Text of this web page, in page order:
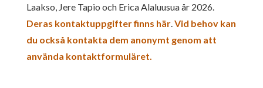
Laakso, Jere Tapio och Erica Alaluusua år 2026.
Deras kontaktuppgifter finns här.Vid behov kan
du också kontakta dem anonymt genom att
använda kontaktformuläret.